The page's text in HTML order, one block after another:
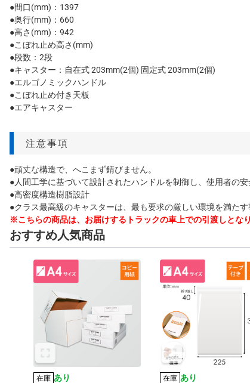
●間口(mm)：1397
●奥行(mm)：660
●高さ(mm)：942
●こぼれ止め高さ(mm)
●段数：2段
●キャスター：自在式 203mm(2個) 固定式 203mm(2個)
●エルゴノミックハンドル
●こぼれ止め付き天板
●エアキャスター
注意事項
●頑丈な構造で、へこまず錆びません。
●人間工学に基づいて設計されたハンドルを制御し、使用者の安
●高密度構造樹脂設計
●クラス最高級のキャスターは、最も要求の厳しい環境を満たす
※こちらの商品は、お届けするトラックの車上での引渡しとな
おすすめ人気商品
在庫 あり
在庫 あり